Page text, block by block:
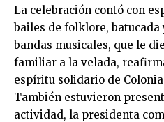
La celebración contó con
bailes de folklore, batucada
bandas musicales, que le
familiar a la velada,
espíritu solidario de Colonia
También estuvieron
actividad, la presidenta